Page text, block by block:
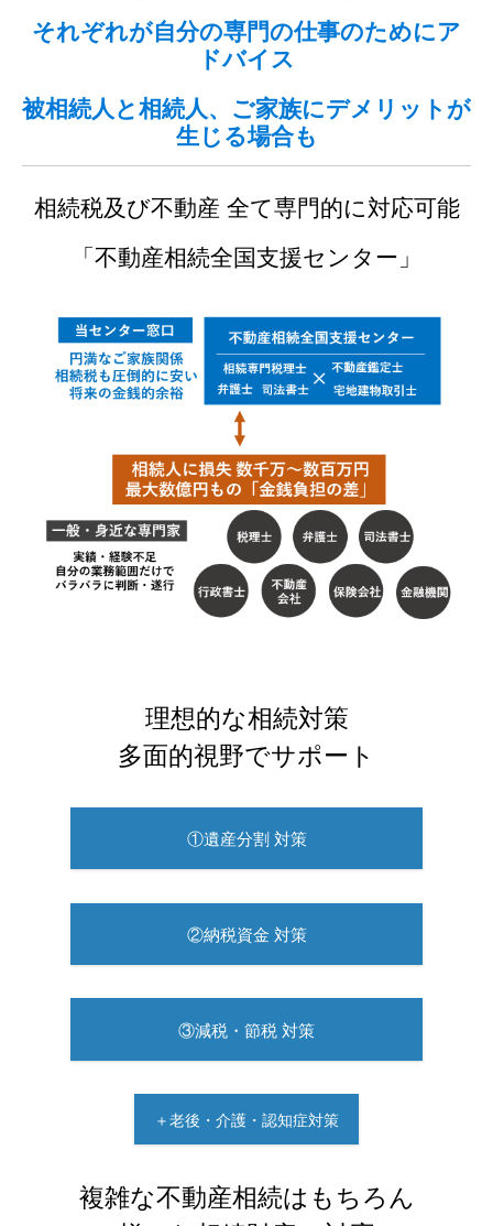
それぞれが自分の専門の仕事のためにア
ドバイス
被相続人と相続人、ご家族にデメリットが
生じる場合も
相続税及び不動産 全て専門的に対応可能
「不動産相続全国支援センター」
理想的な相続対策
多面的視野でサポート
①遺産分割 対策
②納税資金 対策
③減税・節税 対策
＋老後・介護・認知症対策
複雑な不動産相続はもちろん